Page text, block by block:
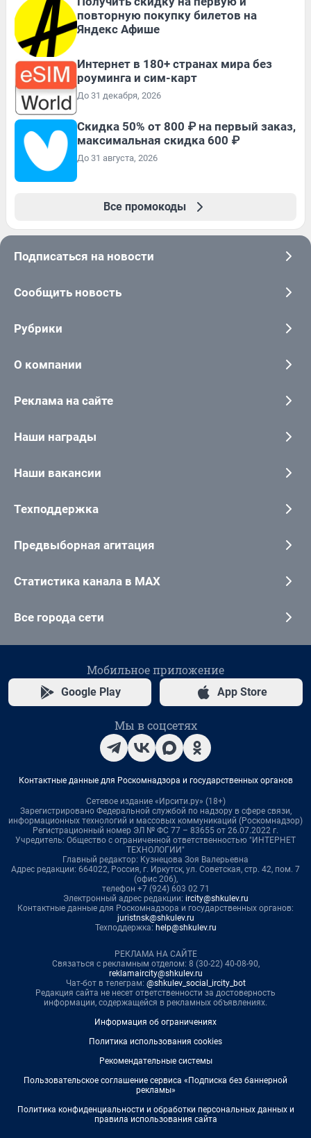
повторную покупку билетов на
Яндекс Афише
Интернет в 180+ странах мира без
роуминга и сим-карт
До 31 декабря, 2026
Скидка 50% от 800 ₽ на первый заказ,
максимальная скидка 600 ₽
До 31 августа, 2026
Все промокоды
Подписаться на новости
Сообщить новость
Рубрики
О компании
Реклама на сайте
Наши награды
Наши вакансии
Техподдержка
Предвыборная агитация
Статистика канала в MAX
Все города сети
Мобильное приложение
Google Play App Store
Мы в соцсетях
Контактные данные для Роскомнадзора и государственных органов
Сетевое издание «Ирсити.ру» (18+)
Зарегистрировано Федеральной службой по надзору в сфере связи,
информационных технологий и массовых коммуникаций (Роскомнадзор)
Регистрационный номер ЭЛ № ФС 77 – 83655 от 26.07.2022 г.
Учредитель: Общество с ограниченной ответственностью "ИНТЕРНЕТ
ТЕХНОЛОГИИ"
Главный редактор: Кузнецова Зоя Валерьевна
Адрес редакции: 664022, Россия, г. Иркутск, ул. Советская, стр. 42, пом. 7
(офис 206),
телефон +7 (924) 603 02 71
Электронный адрес редакции: ircity@shkulev.ru
Контактные данные для Роскомнадзора и государственных органов:
juristnsk@shkulev.ru
Техподдержка: help@shkulev.ru
РЕКЛАМА НА САЙТЕ
Связаться с рекламным отделом: 8 (30-22) 40-08-90,
reklamaircity@shkulev.ru
Чат-бот в телеграм: @shkulev_social_ircity_bot
Редакция сайта не несет ответственности за достоверность
информации, содержащейся в рекламных объявлениях.
Информация об ограничениях
Политика использования cookies
Рекомендательные системы
Пользовательское соглашение сервиса «Подписка без баннерной
рекламы»
Политика конфиденциальности и обработки персональных данных и
правила использования сайта